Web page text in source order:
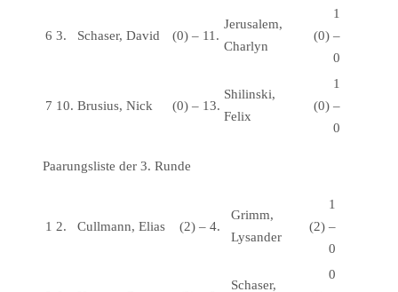
6 3. Schaser, David (0) – 11.
Jerusalem,
Charlyn
(0)
1
–
0
7 10. Brusius, Nick (0) – 13.
Shilinski,
Felix
(0)
1
–
0
Paarungsliste der 3. Runde
1 2. Cullmann, Elias (2) – 4.
Grimm,
Lysander
(2)
1
–
0
Schaser,
0